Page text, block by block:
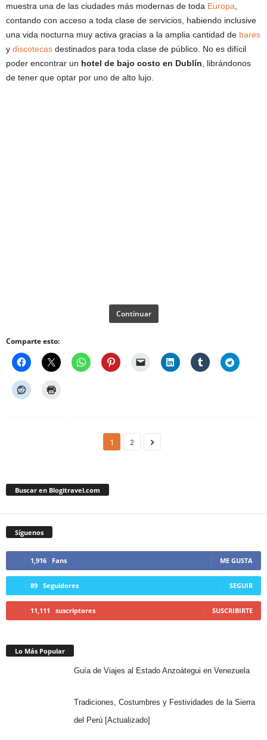
muestra una de las ciudades más modernas de toda Europa
contando con acceso a toda clase de servicios, habiendo inclusive
una vida nocturna muy activa gracias a la amplia cantidad de bares
y discotecas destinados para toda clase de público. No es difícil
poder encontrar un hotel de bajo costo en Dublín , librándonos
de tener que optar por uno de alto lujo.
Continuar
Comparte esto:
1 2
Buscar en Blogitravel.com
Síguenos
1,916 Fans ME GUSTA
89 Seguidores SEGUIR
11,111 suscriptores SUSCRIBIRTE
Lo Más Popular
Guía de Viajes al Estado Anzoátegui en Venezuela
Tradiciones, Costumbres y Festividades de la Sierra
del Perú [Actualizado]